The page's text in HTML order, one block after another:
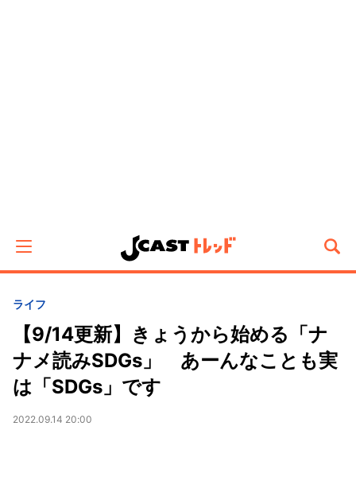
ライフ
【9/14更新】きょうから始める「ナ
ナメ読みSDGs」 あーんなことも実
は「SDGs」です
2022.09.14 20:00